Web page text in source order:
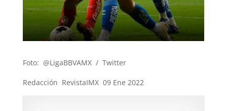
Foto: @LigaBBVAMX / Twitter
Redacción RevistaIMX 09 Ene 2022